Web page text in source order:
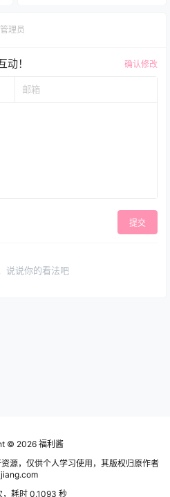
管理员
！ 确认修改
提交
说说你的看法吧
© 2026 福利酱
源，仅供个人学习使用，其版权归原作者
，耗时 0.1093 秒